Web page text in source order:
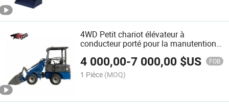
4WD Petit chariot élévateur à
conducteur porté pour la manutention
4 000,00-7 000,00 $US FOB
1 Pièce (MOQ)